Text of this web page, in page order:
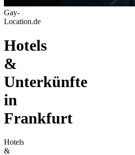
Gay-
Location.de
Hotels
&
Unterkünfte
in
Frankfurt
Hotels
&